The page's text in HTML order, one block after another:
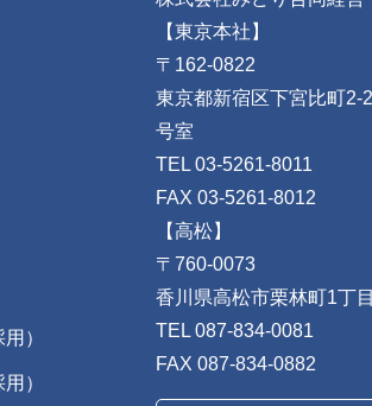
）
）
【東京本社】
〒162-0822
東京都新宿区下宮比町2-
号室
TEL 03-5261-8011
FAX 03-5261-8012
【高松】
〒760-0073
香川県高松市栗林町1丁
TEL 087-834-0081
FAX 087-834-0882